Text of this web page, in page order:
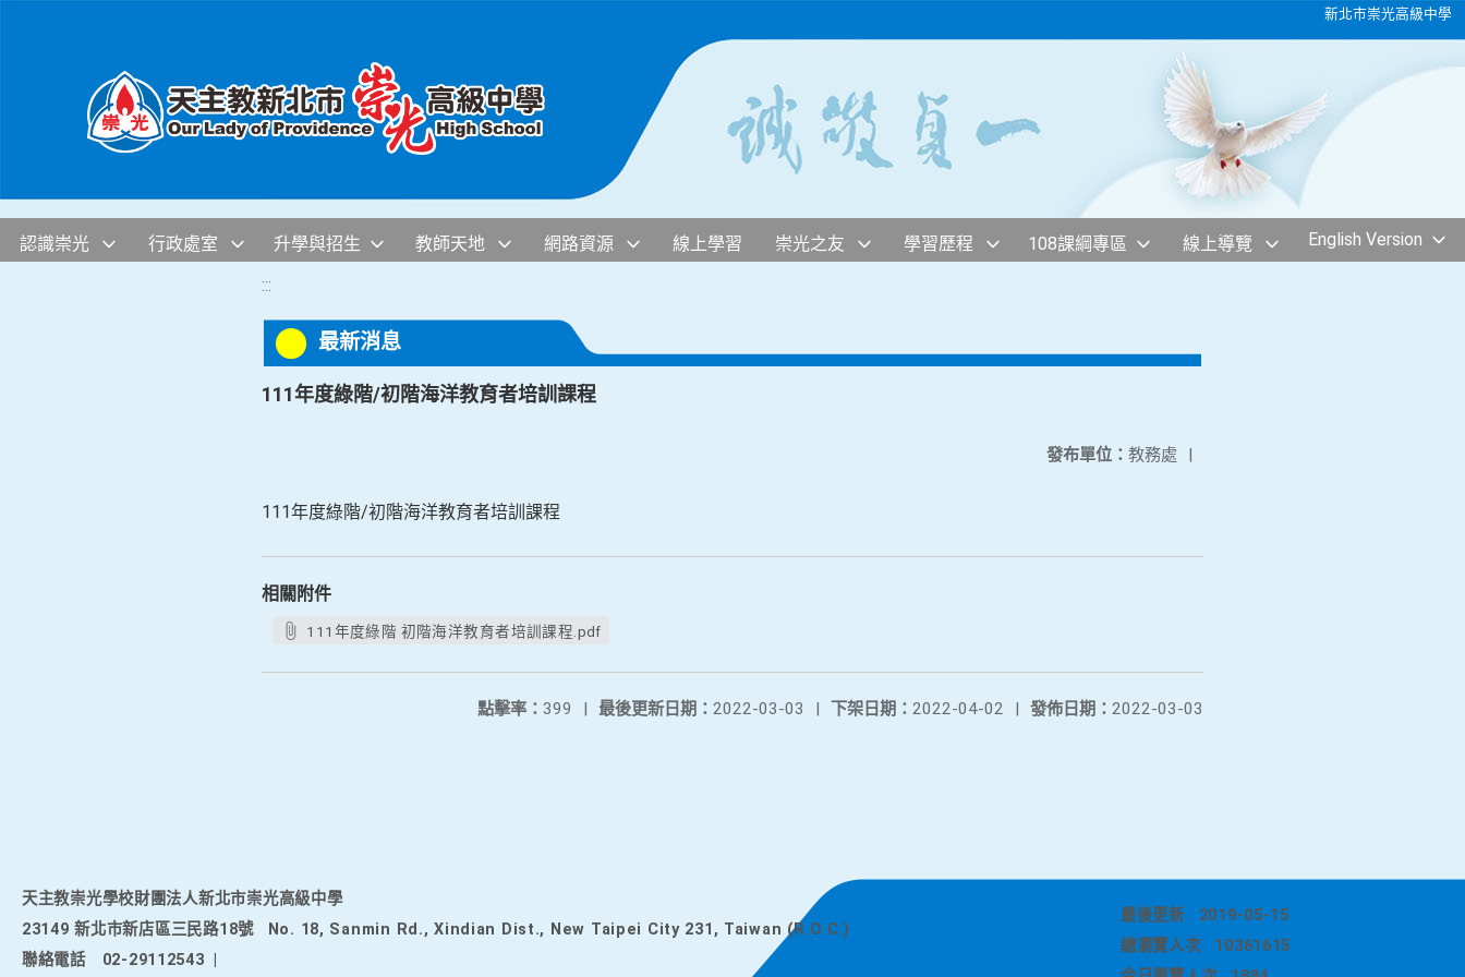
新北市崇光高級中學
認識崇光 行政處室 升學與招生 教師天地 網路資源 線上學習 崇光之友 學習歷程 108課綱專區 線上導覽 English Version
:::
最新消息
111年度綠階/初階海洋教育者培訓課程
發布單位： 教務處 |
111年度綠階/初階海洋教育者培訓課程
相關附件
111年度綠階 初階海洋教育者培訓課程.pdf
發佈日期： 2022-03-03
下架日期： 2022-04-02 |
最後更新日期： 2022-03-03 |
點擊率： 399 |
天主教崇光學校財團法人新北市崇光高級中學
23149 新北市新店區三民路18號
No. 18, Sanmin Rd., Xindian Dist., New Taipei City 231, Taiwan (R.O.C.)
聯絡電話
02-29112543
最後更新
2019-05-15
總瀏覽人次
10361615